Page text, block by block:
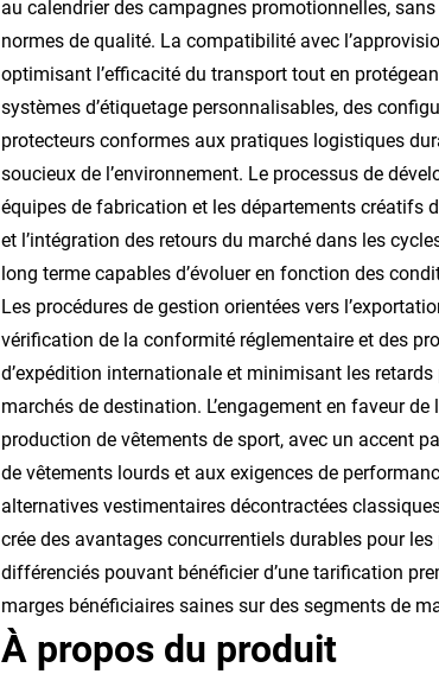
au calendrier des campagnes promotionnelles,
normes de qualité. La compatibilité avec
optimisant l’efficacité du transport tout en
systèmes d’étiquetage personnalisables, des
protecteurs conformes aux pratiques logistiques
soucieux de l’environnement. Le processus de
équipes de fabrication et les départements
et l’intégration des retours du marché dans les
long terme capables d’évoluer en fonction des
Les procédures de gestion orientées vers
vérification de la conformité réglementaire et des
d’expédition internationale et minimisant les
marchés de destination. L’engagement en faveur
production de vêtements de sport, avec un accent
de vêtements lourds et aux exigences de
alternatives vestimentaires décontractées
crée des avantages concurrentiels durables pour
différenciés pouvant bénéficier d’une tarification
marges bénéficiaires saines sur des segments de
À propos du produit